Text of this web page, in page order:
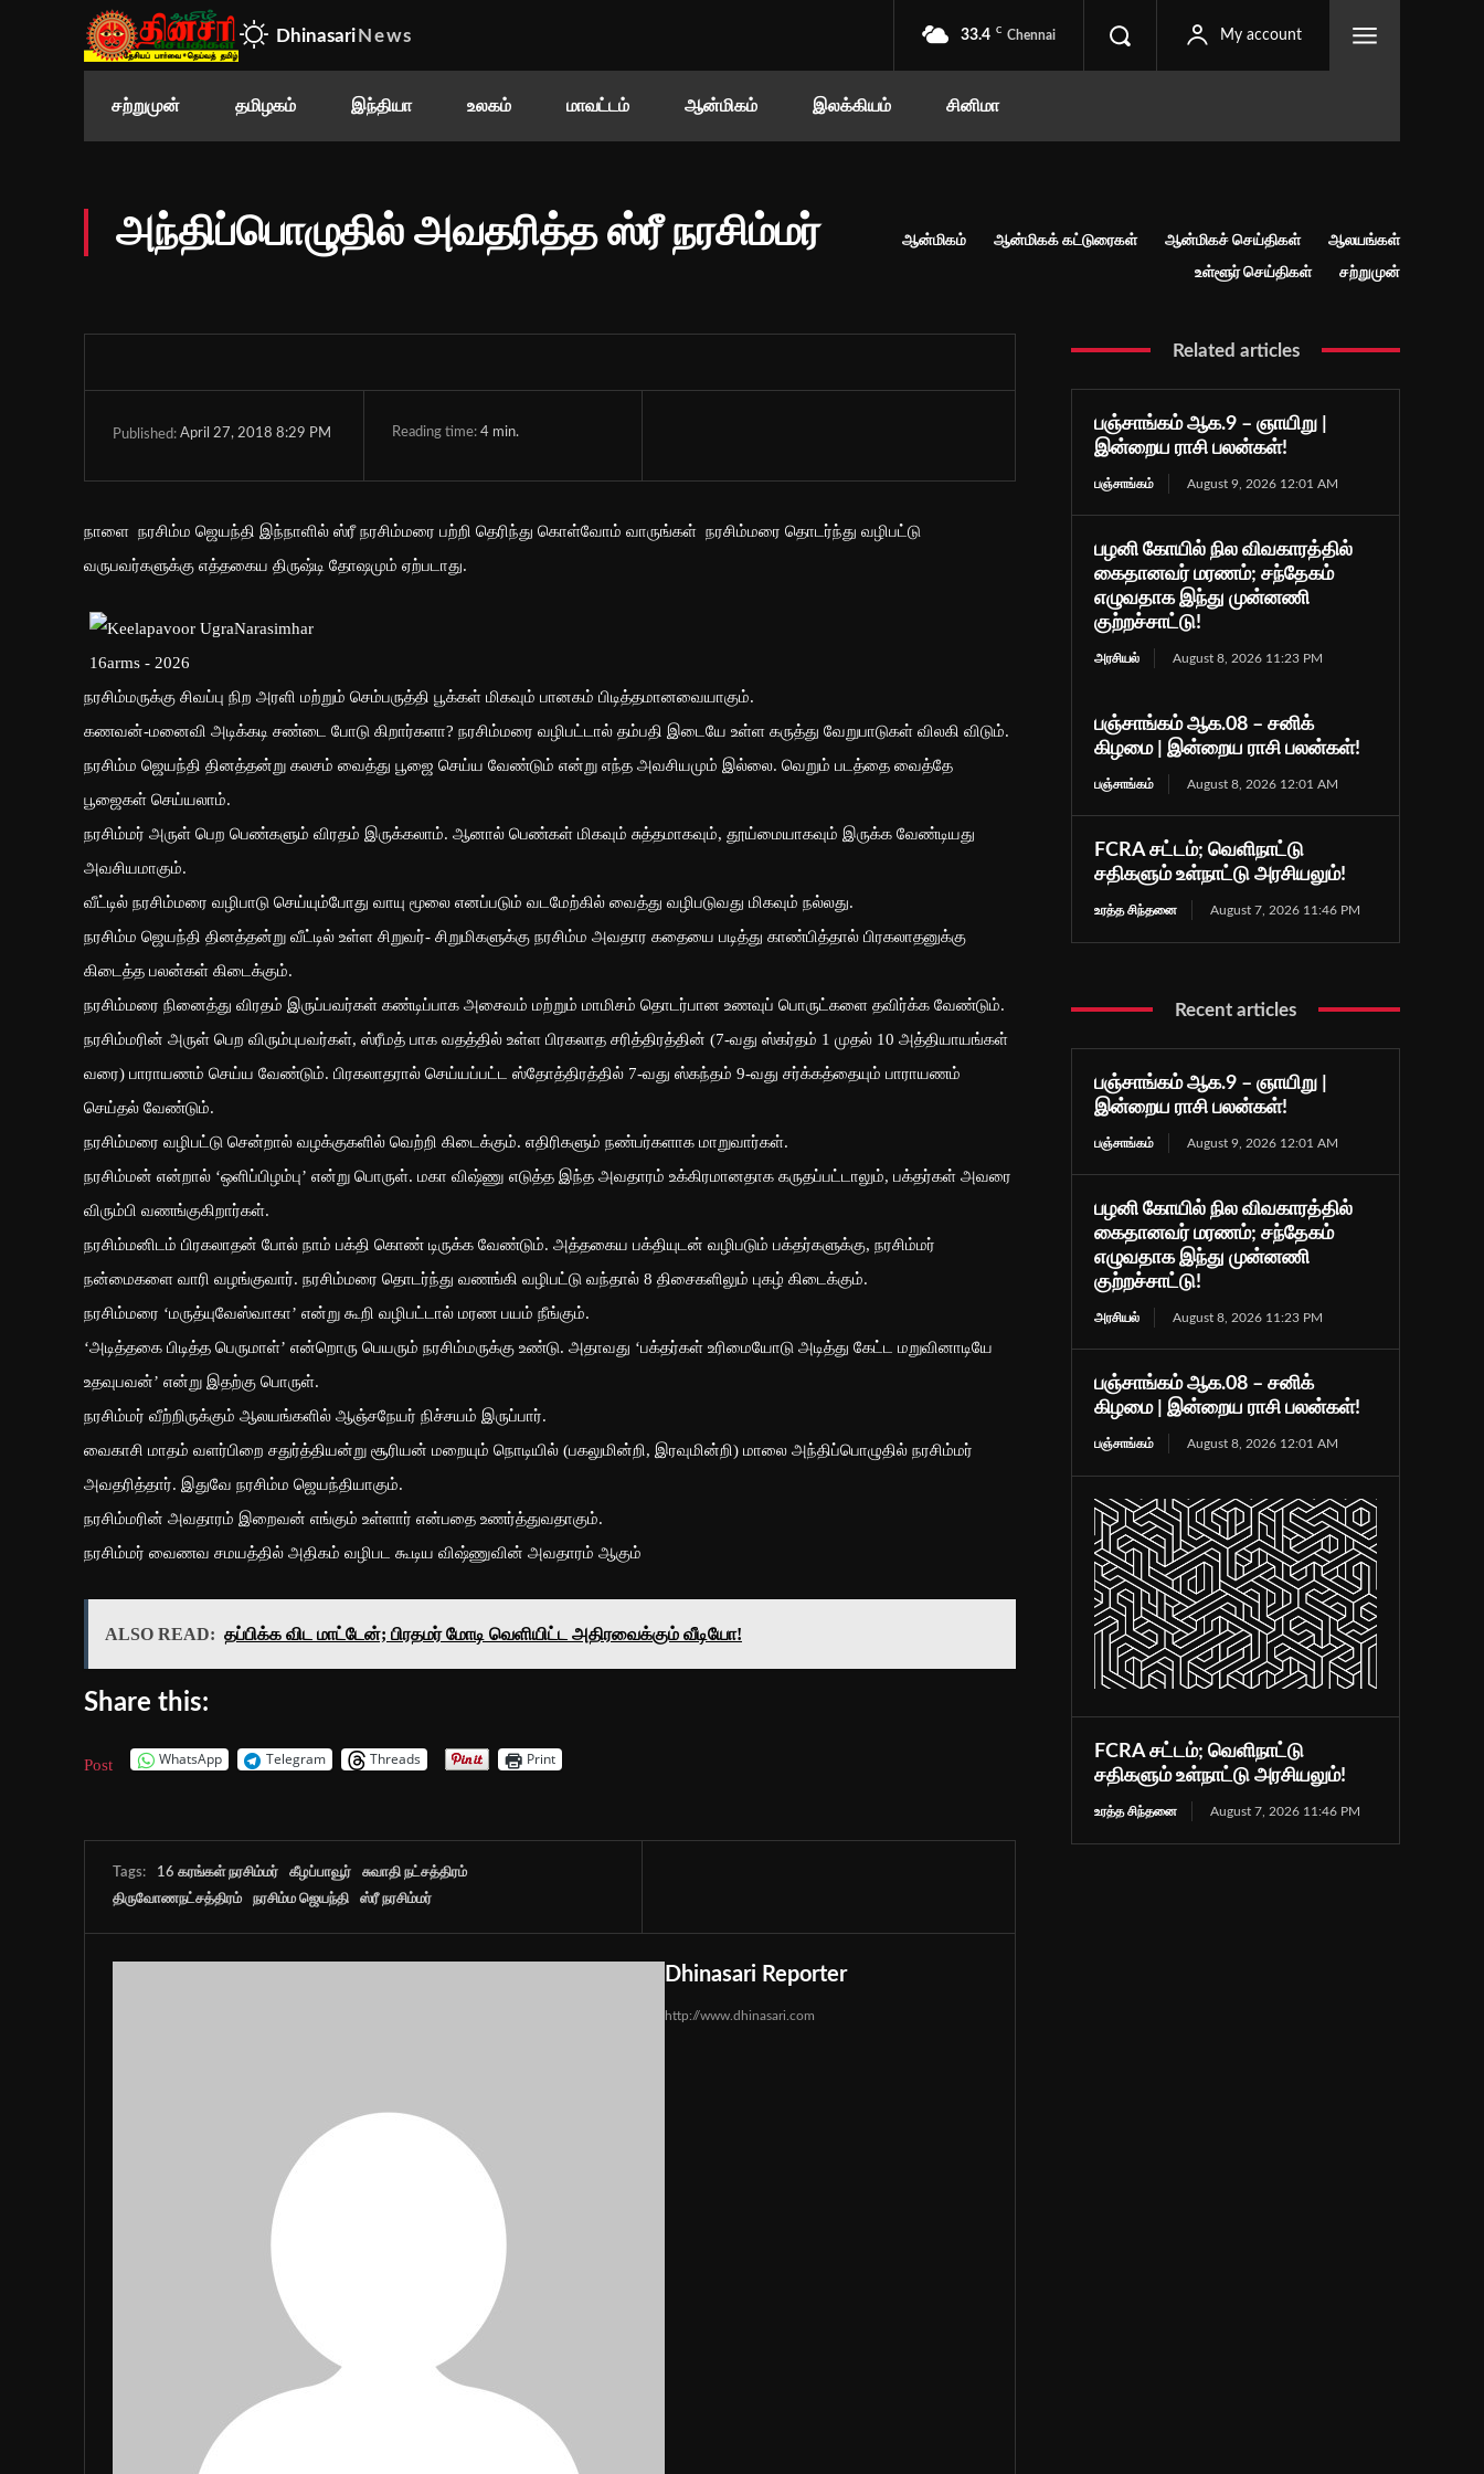
Dhinasari News 33.4 C Chennai My account
சற்றுமுன் தமிழகம் இந்தியா உலகம் மாவட்டம் ஆன்மிகம் இலக்கியம் சினிமா
அந்திப்பொழுதில் அவதரித்த ஸ்ரீ நரசிம்மர் ஆன்மிகம் ஆன்மிகக் கட்டுரைகள் ஆன்மிகச் செய்திகள் ஆலயங்கள்
உள்ளூர் செய்திகள் சற்றுமுன்
Published: April 27, 2018 8:29 PM Reading time: 4min.
நாளை நரசிம்ம ஜெயந்தி இந்நாளில் ஸ்ரீ நரசிம்மரை பற்றி தெரிந்து கொள்வோம் வாருங்கள் நரசிம்மரை தொடர்ந்து வழிபட்டு
வருபவர்களுக்கு எத்தகைய திருஷ்டி தோஷமும் ஏற்படாது.
நரசிம்மருக்கு சிவப்பு நிற அரளி மற்றும் செம்பருத்தி பூக்கள் மிகவும் பானகம் பிடித்தமானவையாகும்.
கணவன்-மனைவி அடிக்கடி சண்டை போடு கிறார்களா? நரசிம்மரை வழிபட்டால் தம்பதி இடையே உள்ள கருத்து வேறுபாடுகள் விலகி விடும்.
நரசிம்ம ஜெயந்தி தினத்தன்று கலசம் வைத்து பூஜை செய்ய வேண்டும் என்று எந்த அவசியமும் இல்லை. வெறும் படத்தை வைத்தே
பூஜைகள் செய்யலாம்.
நரசிம்மர் அருள் பெற பெண்களும் விரதம் இருக்கலாம். ஆனால் பெண்கள் மிகவும் சுத்தமாகவும், தூய்மையாகவும் இருக்க வேண்டியது
அவசியமாகும்.
வீட்டில் நரசிம்மரை வழிபாடு செய்யும்போது வாயு மூலை எனப்படும் வடமேற்கில் வைத்து வழிபடுவது மிகவும் நல்லது.
நரசிம்ம ஜெயந்தி தினத்தன்று வீட்டில் உள்ள சிறுவர்- சிறுமிகளுக்கு நரசிம்ம அவதார கதையை படித்து காண்பித்தால் பிரகலாதனுக்கு
கிடைத்த பலன்கள் கிடைக்கும்.
நரசிம்மரை நினைத்து விரதம் இருப்பவர்கள் கண்டிப்பாக அசைவம் மற்றும் மாமிசம் தொடர்பான உணவுப் பொருட்களை தவிர்க்க வேண்டும்.
நரசிம்மரின் அருள் பெற விரும்புபவர்கள், ஸ்ரீமத் பாக வதத்தில் உள்ள பிரகலாத சரித்திரத்தின் (7-வது ஸ்கர்தம் 1 முதல் 10 அத்தியாயங்கள்
வரை) பாராயணம் செய்ய வேண்டும். பிரகலாதரால் செய்யப்பட்ட ஸ்தோத்திரத்தில் 7-வது ஸ்கந்தம் 9-வது சர்க்கத்தையும் பாராயணம்
செய்தல் வேண்டும்.
நரசிம்மரை வழிபட்டு சென்றால் வழக்குகளில் வெற்றி கிடைக்கும். எதிரிகளும் நண்பர்களாக மாறுவார்கள்.
நரசிம்மன் என்றால் ‘ஒளிப்பிழம்பு’ என்று பொருள். மகா விஷ்ணு எடுத்த இந்த அவதாரம் உக்கிரமானதாக கருதப்பட்டாலும், பக்தர்கள் அவரை
விரும்பி வணங்குகிறார்கள்.
நரசிம்மனிடம் பிரகலாதன் போல் நாம் பக்தி கொண் டிருக்க வேண்டும். அத்தகைய பக்தியுடன் வழிபடும் பக்தர்களுக்கு, நரசிம்மர்
நன்மைகளை வாரி வழங்குவார். நரசிம்மரை தொடர்ந்து வணங்கி வழிபட்டு வந்தால் 8 திசைகளிலும் புகழ் கிடைக்கும்.
நரசிம்மரை ‘மருத்யுவேஸ்வாகா’ என்று கூறி வழிபட்டால் மரண பயம் நீங்கும்.
‘அடித்தகை பிடித்த பெருமாள்’ என்றொரு பெயரும் நரசிம்மருக்கு உண்டு. அதாவது ‘பக்தர்கள் உரிமையோடு அடித்து கேட்ட மறுவினாடியே
உதவுபவன்’ என்று இதற்கு பொருள்.
நரசிம்மர் வீற்றிருக்கும் ஆலயங்களில் ஆஞ்சநேயர் நிச்சயம் இருப்பார்.
வைகாசி மாதம் வளர்பிறை சதுர்த்தியன்று சூரியன் மறையும் நொடியில் (பகலுமின்றி, இரவுமின்றி) மாலை அந்திப்பொழுதில் நரசிம்மர்
அவதரித்தார். இதுவே நரசிம்ம ஜெயந்தியாகும்.
நரசிம்மரின் அவதாரம் இறைவன் எங்கும் உள்ளார் என்பதை உணர்த்துவதாகும்.
நரசிம்மர் வைணவ சமயத்தில் அதிகம் வழிபட கூடிய விஷ்ணுவின் அவதாரம் ஆகும்
ALSO READ: தப்பிக்க விட மாட்டேன்; பிரதமர் மோடி வெளியிட்ட அதிரவைக்கும் வீடியோ!
Share this:
Post WhatsApp Telegram Threads Print
Tags: 16 கரங்கள் நரசிம்மர் கீழப்பாவூர்
சுவாதி நட்சத்திரம்
திருவோணநட்சத்திரம்
நரசிம்ம ஜெயந்தி ஸ்ரீ நரசிம்மர்
Dhinasari Reporter
http://www.dhinasari.com
Related articles
பஞ்சாங்கம் ஆக.9 – ஞாயிறு |
இன்றைய ராசி பலன்கள்!
பஞ்சாங்கம் August 9, 2026 12:01 AM
பழனி கோயில் நில விவகாரத்தில்
கைதானவர் மரணம்; சந்தேகம்
எழுவதாக இந்து முன்னணி
குற்றச்சாட்டு!
அரசியல் August 8, 2026 11:23 PM
பஞ்சாங்கம் ஆக.08 – சனிக்
கிழமை | இன்றைய ராசி பலன்கள்!
பஞ்சாங்கம் August 8, 2026 12:01 AM
FCRA சட்டம்; வெளிநாட்டு
சதிகளும் உள்நாட்டு அரசியலும்!
உரத்த சிந்தனை August 7, 2026 11:46 PM
Recent articles
பஞ்சாங்கம் ஆக.9 – ஞாயிறு |
இன்றைய ராசி பலன்கள்!
பஞ்சாங்கம் August 9, 2026 12:01 AM
பழனி கோயில் நில விவகாரத்தில்
கைதானவர் மரணம்; சந்தேகம்
எழுவதாக இந்து முன்னணி
குற்றச்சாட்டு!
அரசியல் August 8, 2026 11:23 PM
பஞ்சாங்கம் ஆக.08 – சனிக்
கிழமை | இன்றைய ராசி பலன்கள்!
பஞ்சாங்கம் August 8, 2026 12:01 AM
FCRA சட்டம்; வெளிநாட்டு
சதிகளும் உள்நாட்டு அரசியலும்!
உரத்த சிந்தனை August 7, 2026 11:46 PM